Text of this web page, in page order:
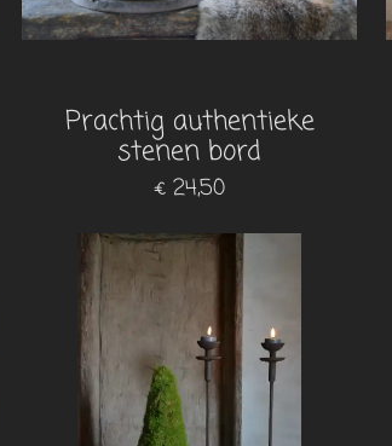
Prachtig authentieke
stenen bord
€ 24,50